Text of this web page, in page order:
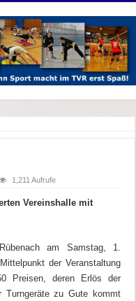
1,211 Aufrufe
Vereinshalle mit
am Samstag, 1.
der Veranstaltung
Preisen, deren Erlös der
Turngeräte zu Gute kommt